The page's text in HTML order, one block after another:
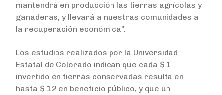
mantendrá en producción las tierras agrícolas y
ganaderas, y llevará a nuestras comunidades a
la recuperación económica”.
Los estudios realizados por la Universidad
Estatal de Colorado indican que cada $ 1
invertido en tierras conservadas resulta en
hasta $ 12 en beneficio público, y que un